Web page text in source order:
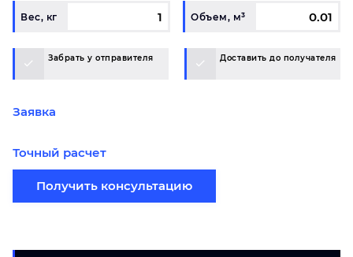
Вес, кг Объем, м³
Забрать у отправителя Доставить до получателя
Заявка
Точный расчет
Получить консультацию